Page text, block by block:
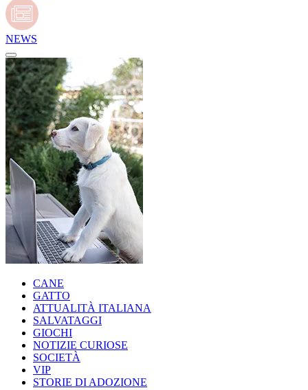
NEWS
CANE
GATTO
ATTUALITÀ ITALIANA
SALVATAGGI
GIOCHI
NOTIZIE CURIOSE
SOCIETÀ
VIP
STORIE DI ADOZIONE